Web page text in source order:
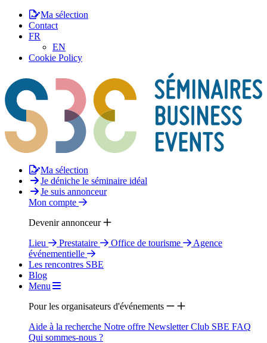
Ma sélection
Contact
FR
EN
Cookie Policy
Ma sélection
Je déniche le séminaire idéal
Je suis annonceur
Mon compte
Devenir annonceur
Lieu
Prestataire Office de tourisme
Agence
événementielle
Les rencontres SBE
Blog
Menu
Pour les organisateurs d'événements
Aide à la recherche Notre offre NewsletterClub SBE FAQ
Qui sommes-nous ?